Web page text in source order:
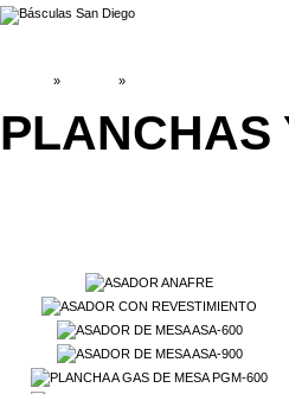
» »
PLANCHAS